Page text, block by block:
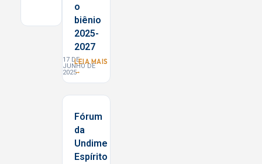
o
biênio
2025-
2027
17 DE
JUNHO DE
2025
LEIA MAIS
→
Fórum
da
Undime
Espírito